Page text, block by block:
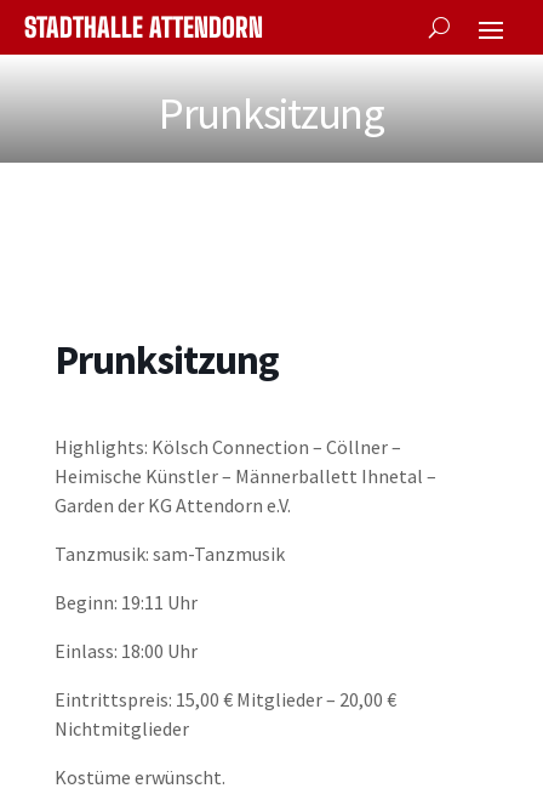
STADTHALLE ATTENDORN
Prunksitzung
Prunksitzung
Highlights: Kölsch Connection – Cöllner –
Heimische Künstler – Männerballett Ihnetal –
Garden der KG Attendorn e.V.
Tanzmusik: sam-Tanzmusik
Beginn: 19:11 Uhr
Einlass: 18:00 Uhr
Eintrittspreis: 15,00 € Mitglieder – 20,00 €
Nichtmitglieder
Kostüme erwünscht.